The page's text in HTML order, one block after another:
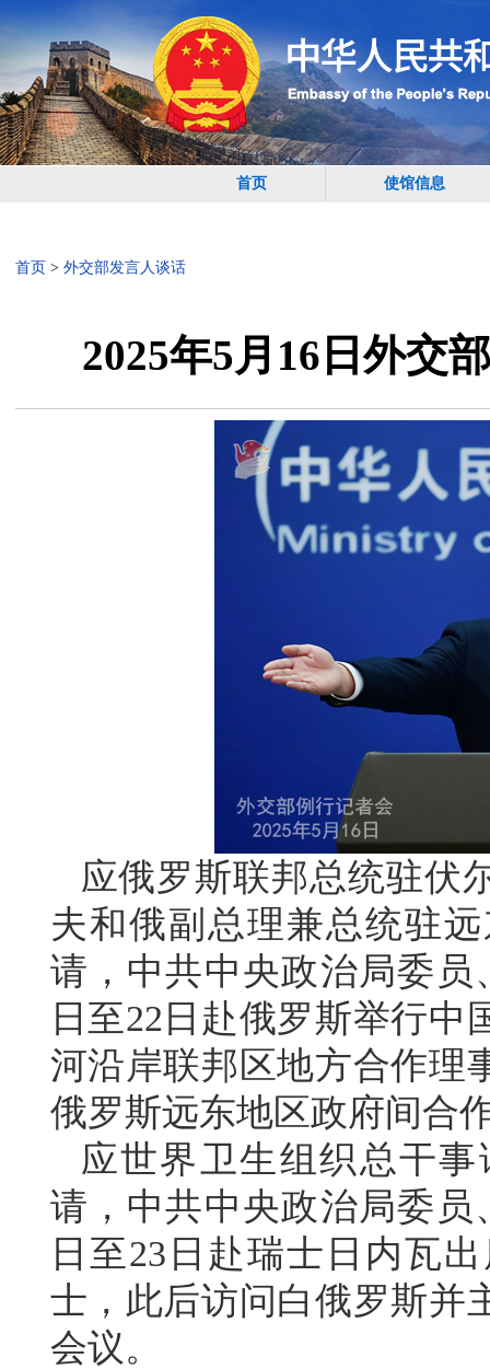
首页 使馆信息
首页 > 外交部发言人谈话
2025年5月16日外交
应俄罗斯联邦总统驻伏
夫和俄副总理兼总统驻
请，中共中央政治局委员
日至22日赴俄罗斯举行
河沿岸联邦区地方合作理
俄罗斯远东地区政府间合
应世界卫生组织总干
请，中共中央政治局委员
日至23日赴瑞士日内瓦
士，此后访问白俄罗斯并
会议。